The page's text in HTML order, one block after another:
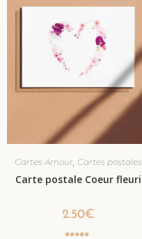
Cartes Amour, Cartes postales
Carte postale Coeur fleuri
2.50€